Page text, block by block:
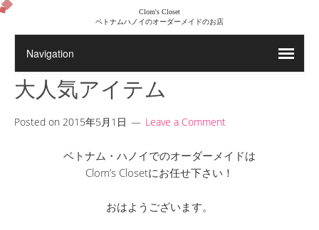
Clom's Closet
ベトナムハノイのオーダーメイドのお店
大人気アイテム
Posted on 2015年5月1日 Leave a Comment
ベトナム・ハノイでのオーダーメイドは
Clom’s Closetにお任せ下さい！
おはようございます。